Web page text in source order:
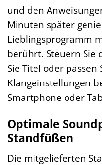
und den
Minuten später
Lieblingsprogramm
berührt. Steuern Sie
Sie Titel oder passen
Klangeinstellungen
Smartphone oder
Optimale
Standfüßen
Die mitgelieferten